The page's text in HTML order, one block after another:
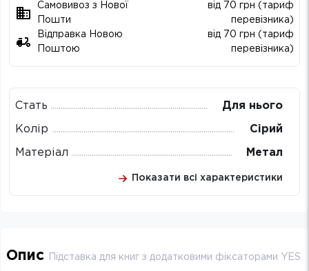
Самовивоз з Нової
Пошти
від 70 грн (тариф
перевізника)
Відправка Новою
Поштою
від 70 грн (тариф
перевізника)
Стать Для нього
Колір Сірий
Матеріал Метал
Показати всі характеристики
Опис Підставка для книг з додатковими фіксаторами YES